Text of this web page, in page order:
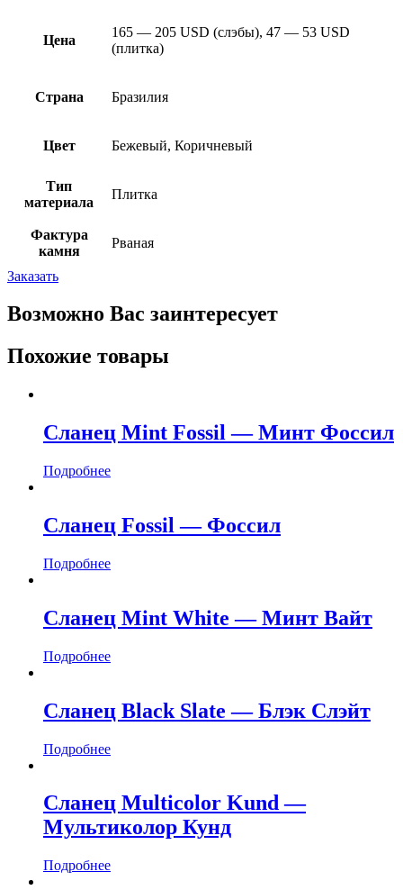
Цена
165 — 205 USD (cлэбы), 47 — 53 USD
(плитка)
Страна Бразилия
Цвет Бежевый, Коричневый
Тип
материала
Плитка
Фактура
камня
Рваная
Заказать
Возможно Вас заинтересует
Похожие товары
Сланец Mint Fossil — Минт Фоссил
Подробнее
Сланец Fossil — Фоссил
Подробнее
Сланец Mint White — Минт Вайт
Подробнее
Сланец Black Slate — Блэк Слэйт
Подробнее
Сланец Multicolor Kund —
Мультиколор Кунд
Подробнее